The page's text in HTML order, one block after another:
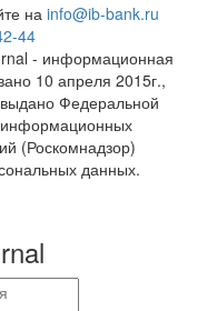
на info@ib-bank.ru
44
- информационная
10 апреля 2015г.,
выдано Федеральной
информационных
(Роскомнадзор)
данных.